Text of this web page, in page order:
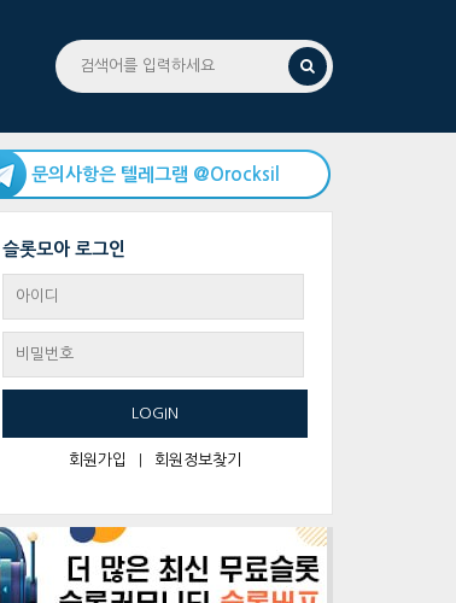
문의사항은 텔레그램 @Orocksil
슬롯모아 로그인
LOGIN
회원가입 회원정보찾기